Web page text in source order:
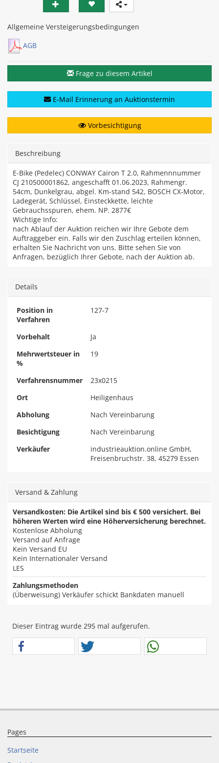
Allgemeine Versteigerungsbedingungen
AGB
Frage zu diesem Artikel
E-Mail Erinnerung an Auktionstermin
Vorbesichtigung
Beschreibung
E-Bike (Pedelec) CONWAY Cairon T 2.0, Rahmennnummer
CJ 210500001862, angeschafft 01.06.2023, Rahmengr.
54cm, Dunkelgrau, abgel. Km-stand 542, BOSCH CX-Motor,
Ladegerät, Schlüssel, Einsteckkette, leichte
Gebrauchsspuren, ehem. NP. 2877€
Wichtige Info:
nach Ablauf der Auktion reichen wir Ihre Gebote dem
Auftraggeber ein. Falls wir den Zuschlag erteilen können,
erhalten Sie Nachricht von uns. Bitte sehen Sie von
Anfragen, bezüglich Ihrer Gebote, nach der Auktion ab.
Details
Position in
Verfahren
127-7
Vorbehalt
Ja
Mehrwertsteuer in
%
19
Verfahrensnummer
23x0215
Ort
Heiligenhaus
Abholung
Nach Vereinbarung
Besichtigung
Nach Vereinbarung
Verkäufer
industrieauktion.online GmbH,
Freisenbruchstr. 38, 45279 Essen
Versand & Zahlung
Versandkosten: Die Artikel sind bis € 500 versichert. Bei
höheren Werten wird eine Höherversicherung berechnet.
Kostenlose Abholung
Versand auf Anfrage
Kein Versand EU
Kein Internationaler Versand
LES
Zahlungsmethoden
(Überweisung) Verkäufer schickt Bankdaten manuell
Dieser Eintrag wurde 295 mal aufgerufen.
Pages
Startseite